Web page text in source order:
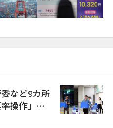
など9カ所
操作」の